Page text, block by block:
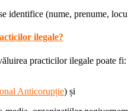
identifice (nume, prenume,
ilegale?
practicilor ilegale poate fi:
Anticorupție) și